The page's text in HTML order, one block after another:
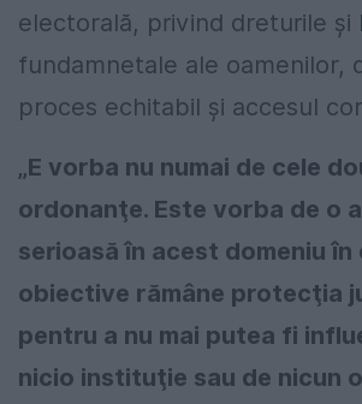
electorală, privind dreturile şi
fundamnetale ale oamenilor,
proces echitabil şi accesul
„E vorba nu numai de cele
ordonanţe. Este vorba de o
serioasă în acest domeniu în
obiective rămâne protecţia
pentru a nu mai putea fi
nicio instituţie sau de nicun